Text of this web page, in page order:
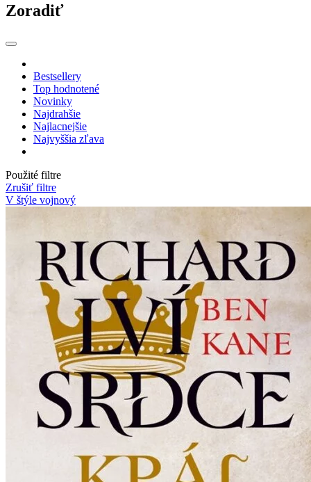
Zoradiť
Bestsellery
Top hodnotené
Novinky
Najdrahšie
Najlacnejšie
Najvyššia zľava
Použité filtre
Zrušiť filtre
V štýle vojnový